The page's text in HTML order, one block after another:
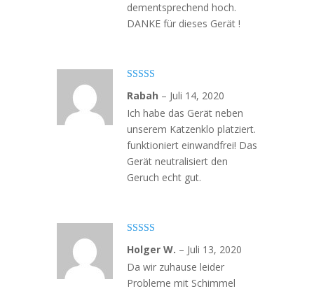
dementsprechend hoch.
DANKE für dieses Gerät !
5von 5
Rabah – Juli 14, 2020
Ich habe das Gerät neben
unserem Katzenklo platziert.
funktioniert einwandfrei! Das
Gerät neutralisiert den
Geruch echt gut.
mit4von
5
Holger W. – Juli 13, 2020
Da wir zuhause leider
Probleme mit Schimmel